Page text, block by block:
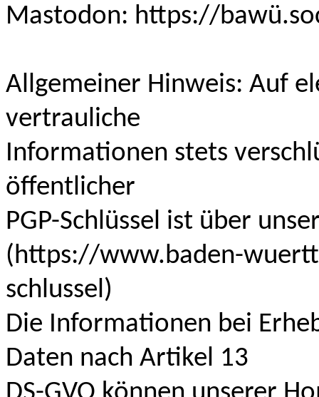
Mastodon: https://
Allgemeiner Hinweis: Auf
vertrauliche
Informationen stets
öffentlicher
PGP-Schlüssel ist über
(‍https://www.baden-
schlussel)
Die Informationen bei
Daten nach Artikel 13